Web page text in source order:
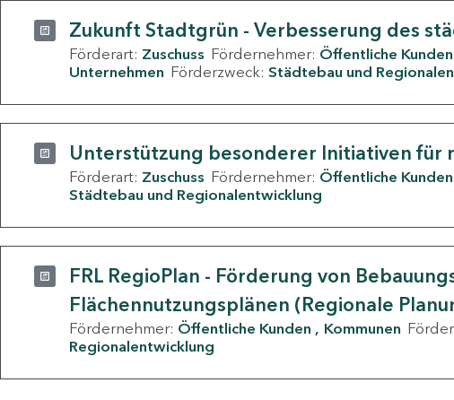
Zukunft Stadtgrün - Verbesserung des
Förderart: Zuschuss Fördernehmer: Öffentliche Kunden
Unternehmen Förderzweck: Städtebau und
Unterstützung besonderer Initiativen für
Förderart: Zuschuss Fördernehmer: Öffentliche Kunden
Städtebau und Regionalentwicklung
FRL RegioPlan - Förderung von
Flächennutzungsplänen (Regionale
Fördernehmer: Öffentliche Kunden Kommunen
Regionalentwicklung